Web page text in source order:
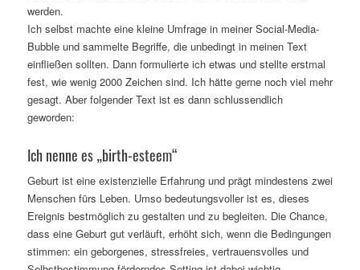
werden.
Ich selbst machte eine kleine Umfrage in meiner Social-Media-
Bubble und sammelte Begriffe, die unbedingt in meinen Text
einfließen sollten. Dann formulierte ich etwas und stellte erstmal
fest, wie wenig 2000 Zeichen sind. Ich hätte gerne noch viel mehr
gesagt. Aber folgender Text ist es dann schlussendlich
geworden:
Ich nenne es „birth-esteem“
Geburt ist eine existenzielle Erfahrung und prägt mindestens zwei
Menschen fürs Leben. Umso bedeutungsvoller ist es, dieses
Ereignis bestmöglich zu gestalten und zu begleiten. Die Chance,
dass eine Geburt gut verläuft, erhöht sich, wenn die Bedingungen
stimmen: ein geborgenes, stressfreies, vertrauensvolles und